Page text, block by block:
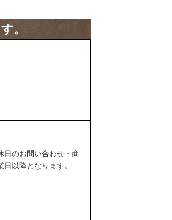
。
日のお問い合わせ・商
以降となります。